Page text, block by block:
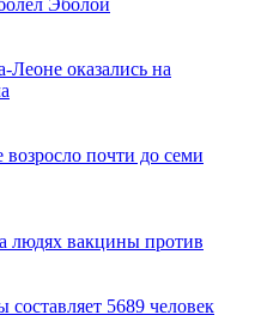
оказались на
почти до семи
людях вакцины против